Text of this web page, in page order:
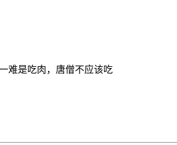
难是吃肉，唐僧不应该吃